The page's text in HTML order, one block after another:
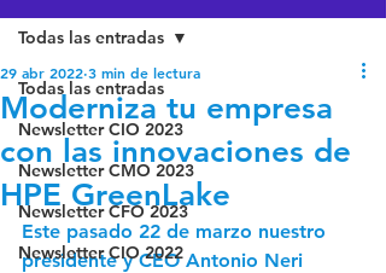
Todas las entradas
Newsletter CIO 2023
Newsletter CMO 2023
Newsletter CFO 2023
Newsletter CIO 2022
Todas las entradas
Moderniza tu empresa
con las innovaciones de
HPE GreenLake
29 abr 2022 3 min de lectura
Este pasado 22 de marzo nuestro
presidente y CEO Antonio Neri